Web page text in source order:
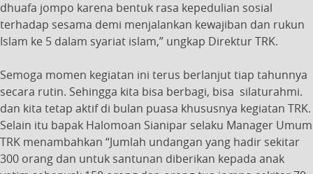
dhuafa jompo karena bentuk rasa kepedulian sosial
terhadap sesama demi menjalankan kewajiban dan rukun
Islam ke 5 dalam syariat islam,” ungkap Direktur TRK.
Semoga momen kegiatan ini terus berlanjut tiap tahunnya
secara rutin. Sehingga kita bisa berbagi, bisa silaturahmi.
dan kita tetap aktif di bulan puasa khususnya kegiatan TRK.
Selain itu bapak Halomoan Sianipar selaku Manager Umum
TRK menambahkan “Jumlah undangan yang hadir sekitar
300 orang dan untuk santunan diberikan kepada anak